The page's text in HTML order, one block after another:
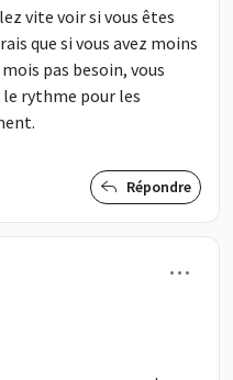
vite voir si vous êtes
que si vous avez moins
pas besoin, vous
rythme pour les
Répondre